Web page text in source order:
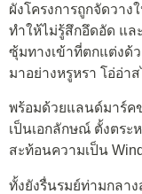
ผังโครงการถูกจัดวา
ทำให้ไม่รู้สึกอึดอัด แล
ซุ้มทางเข้าที่ตกแต่งด้
มาอย่างหรูหรา โอ่อ่า
พร้อมด้วยแลนด์มาร์ค
เป็นเอกลักษณ์ ตั้งตระ
สะท้อนความเป็น
ทั้งยังรื่นรมย์ท่ามกลา